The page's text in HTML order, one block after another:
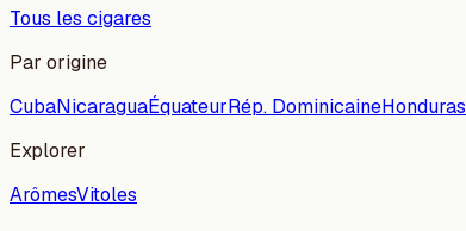
Tous les cigares
Par origine
CubaNicaraguaÉquateurRép. DominicaineHonduras
Explorer
ArômesVitoles